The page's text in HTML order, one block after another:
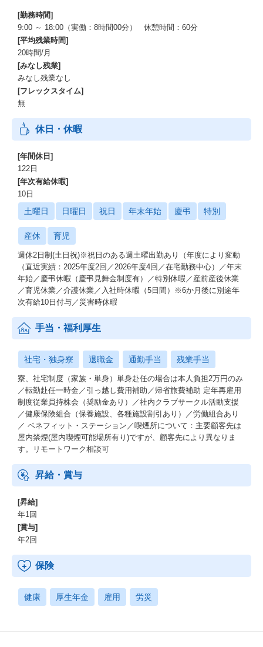
[勤務時間]
9:00 ～ 18:00（実働：8時間00分） 休憩時間：60分
[平均残業時間]
20時間/月
[みなし残業]
みなし残業なし
[フレックスタイム]
無
休日・休暇
[年間休日]
122日
[年次有給休暇]
10日
土曜日 日曜日 祝日 年末年始 慶弔 特別
産休 育児
週休2日制(土日祝)※祝日のある週土曜出勤あり（年度により変動
（直近実績：2025年度2回／2026年度4回／在宅勤務中心）／年末
年始／慶弔休暇（慶弔見舞金制度有）／特別休暇／産前産後休業
／育児休業／介護休業／入社時休暇（5日間）※6か月後に別途年
次有給10日付与／災害時休暇
手当・福利厚生
社宅・独身寮 退職金 通勤手当 残業手当
寮、社宅制度（家族・単身）単身赴任の場合は本人負担2万円のみ
／転勤赴任一時金／引っ越し費用補助／帰省旅費補助 定年再雇用
制度従業員持株会（奨励金あり）／社内クラブサークル活動支援
／健康保険組合（保養施設、各種施設割引あり）／労働組合あり
／ ベネフィット・ステーション／喫煙所について：主要顧客先は
屋内禁煙(屋内喫煙可能場所有り)ですが、顧客先により異なりま
す。リモートワーク相談可
昇給・賞与
[昇給]
年1回
[賞与]
年2回
保険
健康 厚生年金 雇用 労災